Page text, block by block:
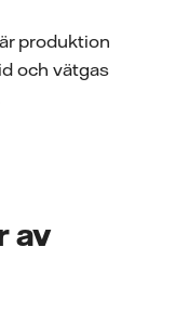
produktion
och vätgas
av